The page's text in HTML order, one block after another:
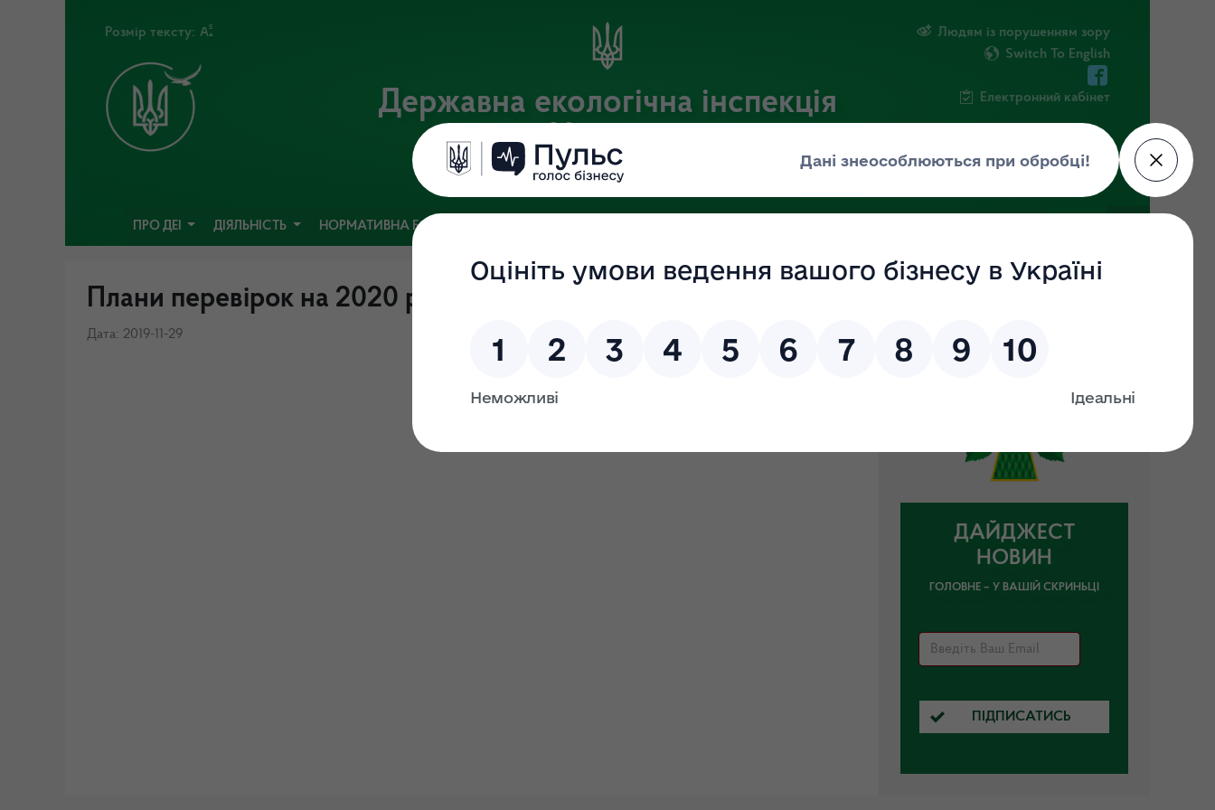
Розмір тексту:
Державна екологічна інспекція
України
Офіційний веб-портал Державної екологічної інспекції України
Людям із порушенням зору
Switch To English
Електронний кабінет
ПРО ДЕІ ДІЯЛЬНІСТЬ НОРМАТИВНА БАЗА
Плани перевірок на 2020 рік
Дата: 2019-11-29
ДАЙДЖЕСТ
НОВИН
ГОЛОВНЕ – У ВАШІЙ СКРИНЬЦІ
ПІДПИСАТИСЬ